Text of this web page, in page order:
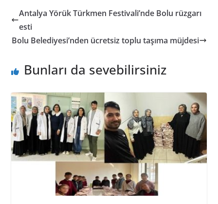
Antalya Yörük Türkmen Festivali’nde Bolu rüzgarı
esti
Bolu Belediyesi’nden ücretsiz toplu taşıma müjdesi
Bunları da sevebilirsiniz